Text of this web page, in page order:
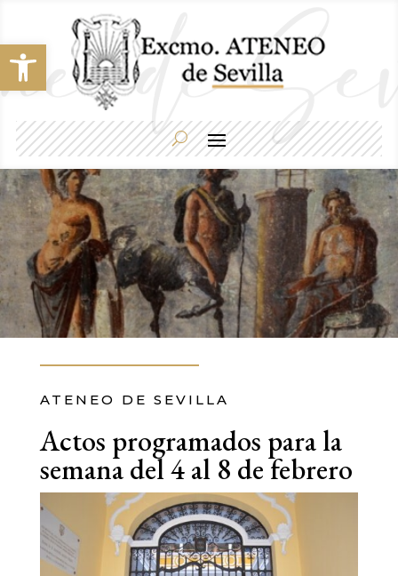
Abrir barra de herramientas
ATENEO DE SEVILLA
Actos programados para la
semana del 4 al 8 de febrero